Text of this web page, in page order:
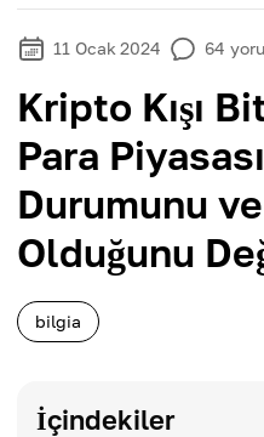
11 Ocak 2024 64
Kripto Kışı
Para
Durumunu
Olduğunu
bilgia
İçindekiler